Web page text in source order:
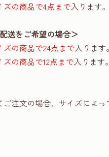
ズの商品で4点まで入ります。
送をご希望の場合＞
ズの商品で24点まで入ります。
ズの商品で12点まで入ります。
注文の場合、サイズによっ